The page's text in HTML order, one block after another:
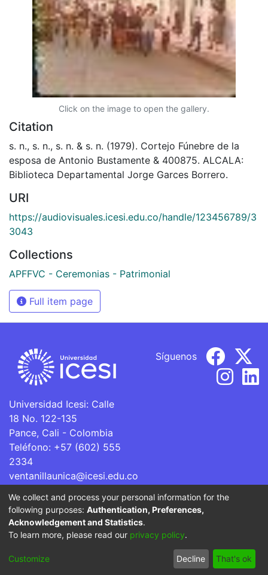
Click on the image to open the gallery.
Citation
s. n., s. n., s. n. & s. n. (1979). Cortejo Fúnebre de la
esposa de Antonio Bustamente & 400875. ALCALA:
Biblioteca Departamental Jorge Garces Borrero.
URI
https://audiovisuales.icesi.edu.co/handle/123456789/3
3043
Collections
APFFVC - Ceremonias - Patrimonial
Full item page
Universidad Icesi: Calle
18 No. 122-135
Pance, Cali - Colombia
Teléfono: +57 (602) 555
2334
ventanillaunica@icesi.edu.co
Síguenos
La Universidad Icesi es una Institución de Educación
Superior que se encuentra sujeta a inspección y vigilancia
por parte del Ministerio de Educación Nacional.
Cookie
End User
Agreement
Send
Feedback
We collect and process your personal information for the
following purposes: Authentication, Preferences,
Acknowledgement and Statistics.
To learn more, please read our privacy policy.
Customize Decline That's ok